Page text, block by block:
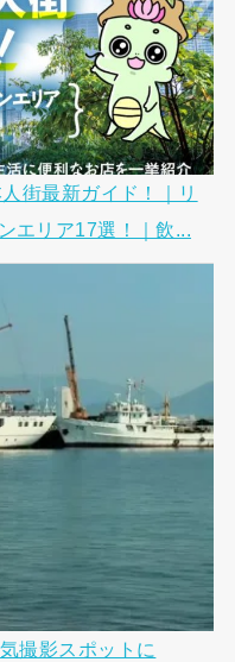
街最新ガイド！｜リ
エリア17選！｜飲...
撮影スポットに